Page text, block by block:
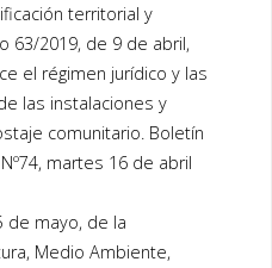
territorial y
63/2019, de 9 de abril,
el régimen jurídico y las
las instalaciones y
comunitario. Boletín
martes 16 de abril
de mayo, de la
Medio Ambiente,